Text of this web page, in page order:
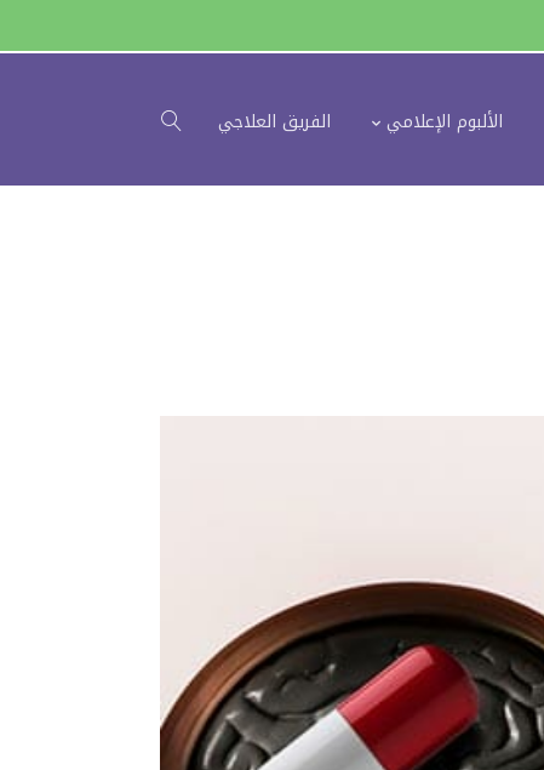
الألبوم الإعلامي الفريق العلاجي